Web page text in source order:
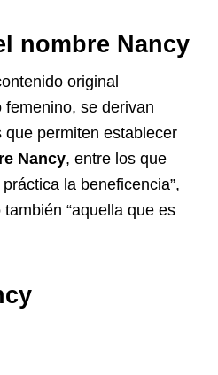
nombre Nancy
original
se derivan
permiten establecer
Nancy, entre los que
la beneficencia”,
también “aquella que es